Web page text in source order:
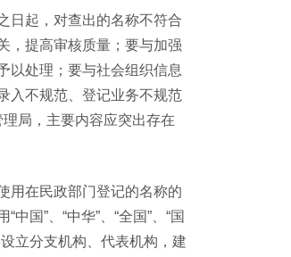
日起，对查出的名称不符合
，提高审核质量；要与加强
以处理；要与社会组织信息
入不规范、登记业务不规范
局，主要内容应突出存在
用在民政部门登记的名称的
国”、“中华”、“全国”、“国
立分支机构、代表机构，建